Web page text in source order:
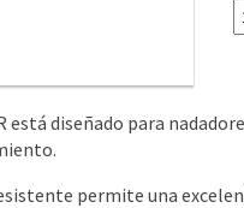
está diseñado para
permite una